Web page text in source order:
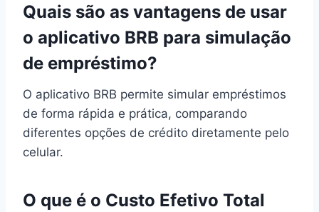
Quais são as vantagens de usar
o aplicativo BRB para simulação
de empréstimo?
O aplicativo BRB permite simular empréstimos
de forma rápida e prática, comparando
diferentes opções de crédito diretamente pelo
celular.
O que é o Custo Efetivo Total